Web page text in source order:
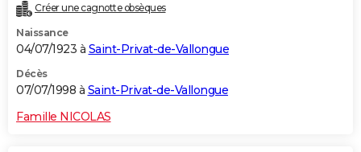
Créer une cagnotte obsèques
Naissance
04/07/1923 à Saint-Privat-de-Vallongue
Décès
07/07/1998 à Saint-Privat-de-Vallongue
Famille NICOLAS